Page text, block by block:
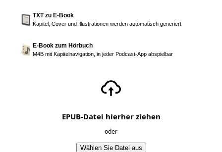
TXT zu E-Book
Kapitel, Cover und Illustrationen werden automatisch generiert
E-Book zum Hörbuch
M4B mit Kapitelnavigation, in jeder Podcast-App abspielbar
EPUB-Datei hierher ziehen
oder
Wählen Sie Datei aus